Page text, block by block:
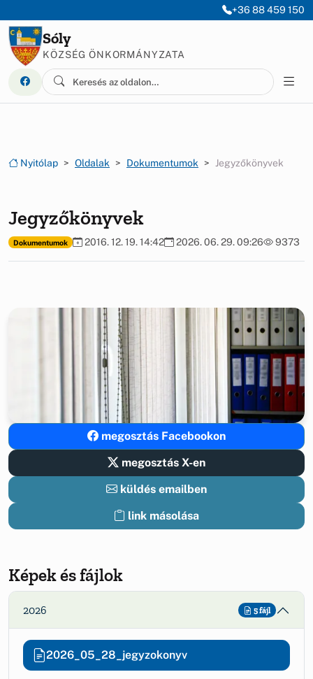
+36 88 459 150
Sóly
KÖZSÉG ÖNKORMÁNYZATA
Nyitólap Oldalak Dokumentumok Jegyzőkönyvek
Jegyzőkönyvek
Dokumentumok 2016. 12. 19. 14:42 2026. 06. 29. 09:26 9373
megosztás Facebookon
megosztás X-en
küldés emailben
link másolása
Képek és fájlok
2026 5 fájl
2026_05_28_jegyzokonyv